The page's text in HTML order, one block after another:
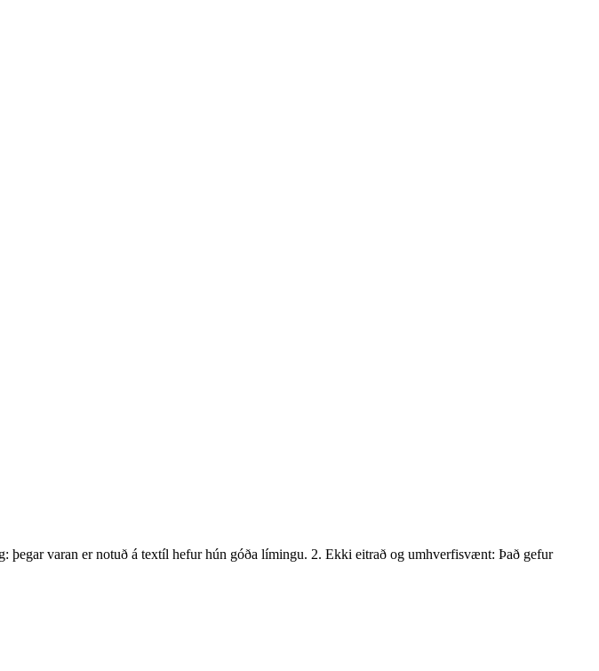
varan er notuð á textíl hefur hún góða límingu. 2. Ekki eitrað og umhverfisvænt: Það gefur